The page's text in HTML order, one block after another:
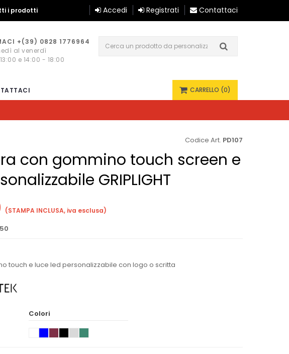
i prodotti Accedi Registrati Contattaci
+(39) 0828 1776964
al venerdì
e 14:00 - 18:00
CARRELLO (0)
Codice Art. PD107
con gommino touch screen e
GRIPLIGHT
(STAMPA INCLUSA, iva esclusa)
50
touch e luce led personalizzabile con logo o scritta
Colori